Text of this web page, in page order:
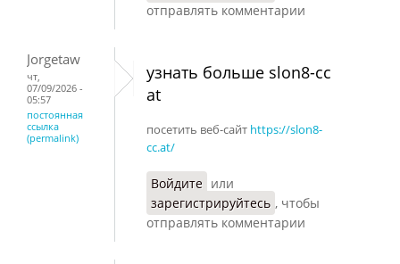
отправлять комментарии
Jorgetaw
чт,
07/09/2026 -
05:57
постоянная
ссылка
(permalink)
узнать больше slon8-cc
at
посетить веб-сайт https://slon8-
cc.at/
Войдите или
зарегистрируйтесь , чтобы
отправлять комментарии